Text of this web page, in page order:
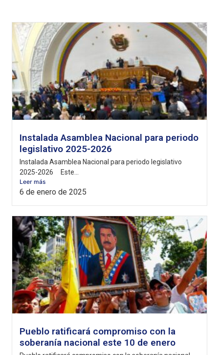
Instalada Asamblea Nacional para periodo
legislativo 2025-2026
Instalada Asamblea Nacional para periodo legislativo
2025-2026 Este...
Leer más
6 de enero de 2025
Pueblo ratificará compromiso con la
soberanía nacional este 10 de enero